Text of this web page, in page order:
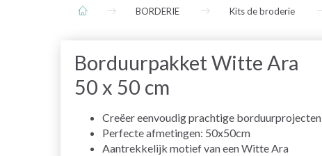
BORDERIE Kits de broderie
Borduurpakket Witte Ara
50 x 50 cm
Creëer eenvoudig prachtige borduurprojecten
Perfecte afmetingen: 50x50cm
Aantrekkelijk motief van een Witte Ara